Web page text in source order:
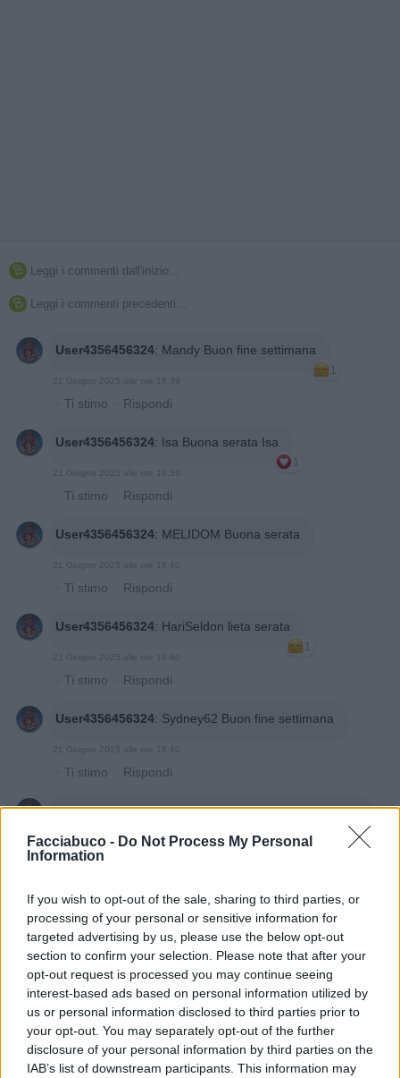
Facciabuco - Do Not Process My Personal
Information
If you wish to opt-out of the sale, sharing to third parties, or
processing of your personal or sensitive information for
targeted advertising by us, please use the below opt-out
section to confirm your selection. Please note that after your
opt-out request is processed you may continue seeing
interest-based ads based on personal information utilized by
us or personal information disclosed to third parties prior to
your opt-out. You may separately opt-out of the further
disclosure of your personal information by third parties on the
IAB’s list of downstream participants. This information may
 Leggi i commenti dall'inizio...
 Leggi i commenti precedenti...
User4356456324: Mandy Buon fine settimana
1
21 Giugno 2025 alle ore 18:39
· Ti stimo · Rispondi
User4356456324: Isa Buona serata Isa
1
21 Giugno 2025 alle ore 18:39
· Ti stimo · Rispondi
User4356456324: MELIDOM Buona serata
21 Giugno 2025 alle ore 18:40
· Ti stimo · Rispondi
User4356456324: HariSeldon lieta serata
1
21 Giugno 2025 alle ore 18:40
· Ti stimo · Rispondi
User4356456324: Sydney62 Buon fine settimana
21 Giugno 2025 alle ore 18:40
· Ti stimo · Rispondi
User4356456324:CapitanFracassa Buona giornata
21 Giugno 2025 alle ore 18:41
User4356456324:Topastrogrigio lieta serata.
1
21 Giugno 2025 alle ore 18:41
·Ti stimo·Rispondi
User4356456324:Benemerita59 Buona serata
21 Giugno 2025 alle ore 18:42
·Ti stimo·Rispondi